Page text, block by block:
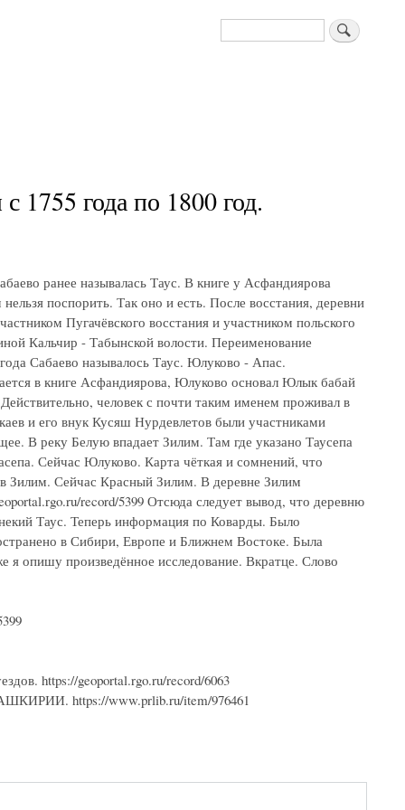
Поиск
года по 1800 год.
ранее называлась Таус. В книге у Асфандиярова
поспорить. Так оно и есть. После восстания, деревни
Пугачёвского восстания и участником польского
Кальчир - Табынской волости. Переименование
Сабаево называлось Таус. Юлуково - Апас.
в книге Асфандиярова, Юлуково основал Юлык бабай
человек с почти таким именем проживал в
и его внук Кусяш Нурдевлетов были участниками
В реку Белую впадает Зилим. Там где указано Таусепа
Сейчас Юлуково. Карта чёткая и сомнений, что
Зилим. Сейчас Красный Зилим. В деревне Зилим
record/5399 Отсюда следует вывод, что деревню
Таус. Теперь информация по Коварды. Было
в Сибири, Европе и Ближнем Востоке. Была
я опишу произведённое исследование. Вкратце. Слово
https://geoportal.rgo.ru/record/6063
https://www.prlib.ru/item/976461